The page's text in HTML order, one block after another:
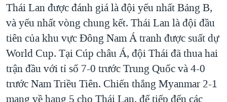
Thái Lan được đánh giá là đội yếu nhất Bảng B,
và yếu nhất vòng chung kết. Thái Lan là đội đầu
tiên của khu vực Ðông Nam Á tranh được suất dự
World Cup. Tại Cúp châu Á, đội Thái đã thua hai
trận đầu với tỉ số 7-0 trước Trung Quốc và 4-0
trước Nam Triều Tiên. Chiến thắng Myanmar 2-1
mang về hạng 5 cho Thái Lan, để tiếp đến các